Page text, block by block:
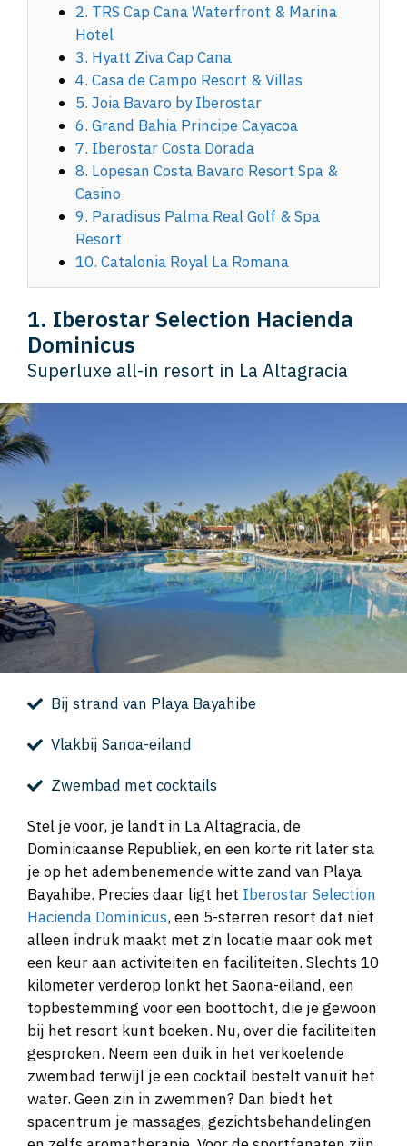
2. TRS Cap Cana Waterfront & Marina
Hotel
3. Hyatt Ziva Cap Cana
4. Casa de Campo Resort & Villas
5. Joia Bavaro by Iberostar
6. Grand Bahia Principe Cayacoa
7. Iberostar Costa Dorada
8. Lopesan Costa Bavaro Resort Spa &
Casino
9. Paradisus Palma Real Golf & Spa
Resort
10. Catalonia Royal La Romana
1. Iberostar Selection Hacienda
Dominicus
Superluxe all-in resort in La Altagracia
Bij strand van Playa Bayahibe
Vlakbij Sanoa-eiland
Zwembad met cocktails
Stel je voor, je landt in La Altagracia, de
Dominicaanse Republiek, en een korte rit later sta
je op het adembenemende witte zand van Playa
Bayahibe. Precies daar ligt het Iberostar Selection
Hacienda Dominicus, een 5-sterren resort dat niet
alleen indruk maakt met z’n locatie maar ook met
een keur aan activiteiten en faciliteiten. Slechts 10
kilometer verderop lonkt het Saona-eiland, een
topbestemming voor een boottocht, die je gewoon
bij het resort kunt boeken. Nu, over die faciliteiten
gesproken. Neem een duik in het verkoelende
zwembad terwijl je een cocktail bestelt vanuit het
water. Geen zin in zwemmen? Dan biedt het
spacentrum je massages, gezichtsbehandelingen